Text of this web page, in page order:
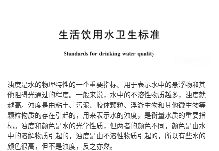
浊度是水的物理特性的一个重要指标。用于表示水中的悬浮物和其
他阻碍光通过的程度。一般来说，水中的不溶性物质越多，浊度就
越高。浊度是由粘土、污泥、胶体颗粒、浮游生物和其他微生物等
颗粒物质的存在引起的，用来表示水的浊度，是衡量水质的重要指
标。浊度和颜色是水的光学性质，但两者的颜色不同，颜色是由水
中的溶解物质引起的，浊度是由不溶性物质引起的，所以有些水的
颜色很高，但不是浊度，反之亦然。